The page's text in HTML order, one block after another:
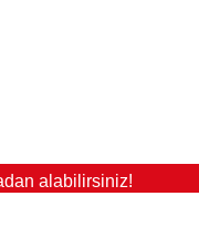
alabilirsiniz!